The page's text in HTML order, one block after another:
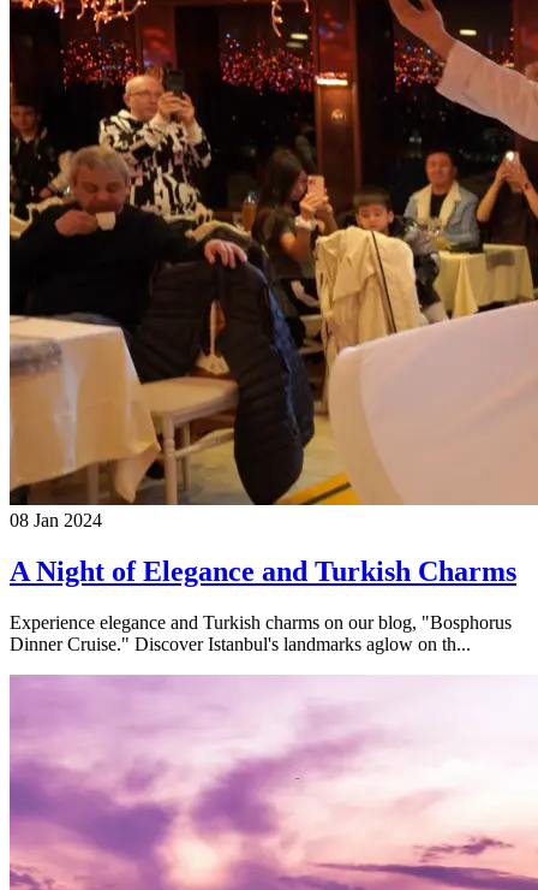
08 Jan 2024
A Night of Elegance and Turkish Charms
Experience elegance and Turkish charms on our blog, "Bosphorus
Dinner Cruise." Discover Istanbul's landmarks aglow on th...